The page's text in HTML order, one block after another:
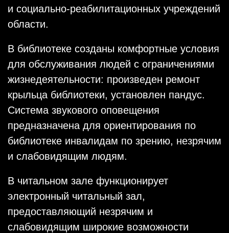
и социально-реабилитационных учреждений
области.
В библиотеке созданы комфортные условия
для обслуживания людей с ограничениями
жизнедеятельности: произведен ремонт
крыльца библиотеки, установлен пандус.
Система звукового оповещения
предназначена для ориентирования по
библиотеке инвалидам по зрению, незрячим
и слабовидящим людям.
В читальном зале функционирует
электронный читальный зал,
предоставляющий незрячим и
слабовидящим широкие возможности